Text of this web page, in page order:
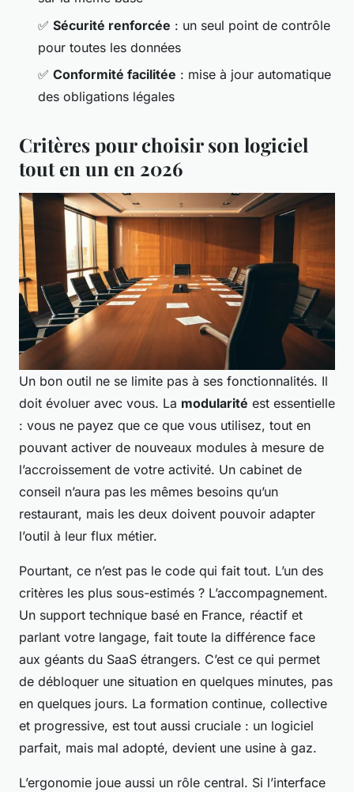
✅ Sécurité renforcée : un seul point de contrôle
pour toutes les données
✅ Conformité facilitée : mise à jour automatique
des obligations légales
Critères pour choisir son logiciel
tout en un en 2026
Un bon outil ne se limite pas à ses fonctionnalités. Il
doit évoluer avec vous. La modularité est essentielle
: vous ne payez que ce que vous utilisez, tout en
pouvant activer de nouveaux modules à mesure de
l’accroissement de votre activité. Un cabinet de
conseil n’aura pas les mêmes besoins qu’un
restaurant, mais les deux doivent pouvoir adapter
l’outil à leur flux métier.
Pourtant, ce n’est pas le code qui fait tout. L’un des
critères les plus sous-estimés ? L’accompagnement.
Un support technique basé en France, réactif et
parlant votre langage, fait toute la différence face
aux géants du SaaS étrangers. C’est ce qui permet
de débloquer une situation en quelques minutes, pas
en quelques jours. La formation continue, collective
et progressive, est tout aussi cruciale : un logiciel
parfait, mais mal adopté, devient une usine à gaz.
L’ergonomie joue aussi un rôle central. Si l’interface